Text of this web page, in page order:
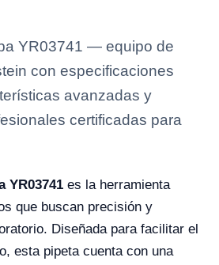
YR03741 — equipo de
con especificaciones
avanzadas y
certificadas para
YR03741 es la herramienta
que buscan precisión y
Diseñada para facilitar el
esta pipeta cuenta con una